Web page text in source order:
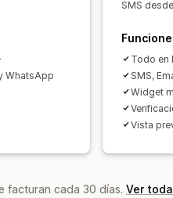
WhatsApp
SMS
Todo en
SMS,
Widget
Vista
facturan cada 30 días. Ver